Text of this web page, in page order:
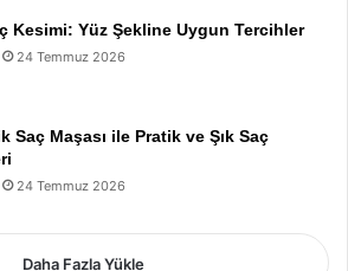
Kesimi: Yüz Şekline Uygun Tercihler
24 Temmuz 2026
Saç Maşası ile Pratik ve Şık Saç
24 Temmuz 2026
Daha Fazla Yükle